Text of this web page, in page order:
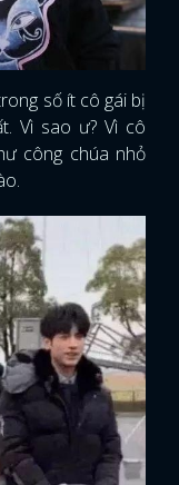
x
số ít cô gái bị
Vì sao ư? Vì cô
công chúa nhỏ